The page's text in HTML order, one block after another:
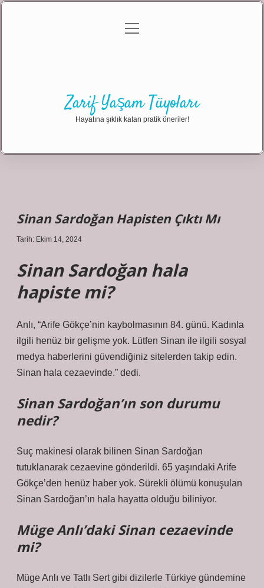
Gizlilik Politikası
menüyü
Zarif Yaşam Tüyoları
Hayatına şıklık katan pratik öneriler!
Sinan Sardoğan Hapisten Çıktı Mı
Tarih: Ekim 14, 2024
Sinan Sardoğan hala
hapiste mi?
Anlı, “Arife Gökçe’nin kaybolmasının 84. günü. Kadınla
ilgili henüz bir gelişme yok. Lütfen Sinan ile ilgili sosyal
medya haberlerini güvendiğiniz sitelerden takip edin.
Sinan hala cezaevinde.” dedi.
Sinan Sardoğan’ın son durumu
nedir?
Suç makinesi olarak bilinen Sinan Sardoğan
tutuklanarak cezaevine gönderildi. 65 yaşındaki Arife
Gökçe’den henüz haber yok. Sürekli ölümü konuşulan
Sinan Sardoğan’ın hala hayatta olduğu biliniyor.
Müge Anlı’daki Sinan cezaevinde
mi?
Müge Anlı ve Tatlı Sert gibi dizilerle Türkiye gündemine